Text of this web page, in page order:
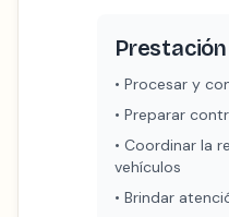
• Procesar y
• Preparar
• Coordinar la
vehículos
• Brindar